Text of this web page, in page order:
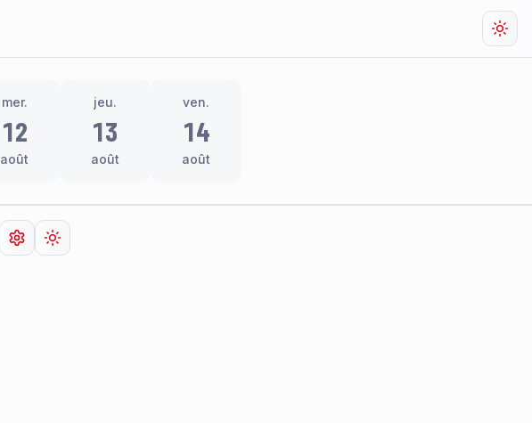
mer.
12
août
jeu.
13
août
ven.
14
août
Ouvrir les paramètres
Changer de thème